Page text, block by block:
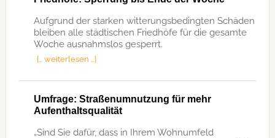
Aufgrund der starken witterungsbedingten Schäden
bleiben alle städtischen Friedhöfe für die gesamte
Woche ausnahmslos gesperrt.
[… weiterlesen …]
Umfrage: Straßenumnutzung für mehr
Aufenthaltsqualität
„Sind Sie dafür, dass in Ihrem Wohnumfeld